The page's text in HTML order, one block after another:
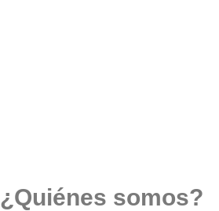
¿Quiénes somos?